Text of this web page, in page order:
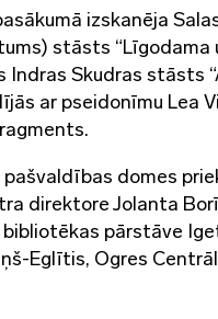
izskanēja
stāsts “Līgodama
Skudras stāsts
ar pseidonīmu Lea
domes
direktore Jolanta
pārstāve
Eglītis, Ogres